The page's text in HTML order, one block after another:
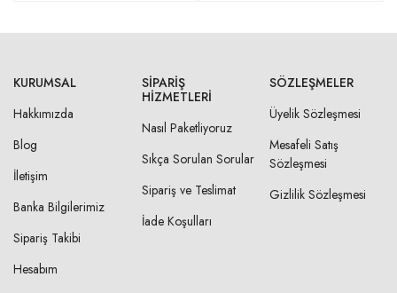
KURUMSAL
Hakkımızda
Blog
İletişim
Banka Bilgilerimiz
Sipariş Takibi
Hesabım
SIPARIŞ
HIZMETLERI
Nasıl Paketliyoruz
Sıkça Sorulan Sorular
Sipariş ve Teslimat
İade Koşulları
SÖZLEŞMELER
Üyelik Sözleşmesi
Mesafeli Satış
Sözleşmesi
Gizlilik Sözleşmesi